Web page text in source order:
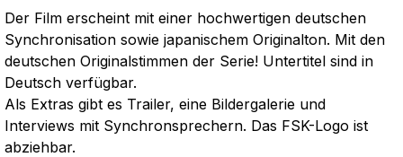
Der Film erscheint mit einer hochwertigen deutschen
Synchronisation sowie japanischem Originalton. Mit den
deutschen Originalstimmen der Serie! Untertitel sind in
Deutsch verfügbar.
Als Extras gibt es Trailer, eine Bildergalerie und
Interviews mit Synchronsprechern. Das FSK-Logo ist
abziehbar.